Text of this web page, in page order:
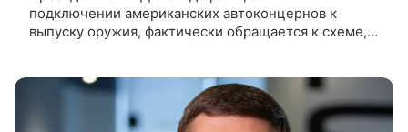
подключении американских автоконцернов к
выпуску оружия, фактически обращается к схеме,
сотрудник Центра исследования проблем
безопасности РАН, политолог-американист
Константин Блохин.